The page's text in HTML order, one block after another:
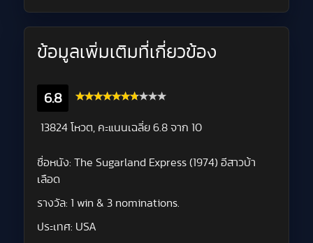
ข้อมูลเพิ่มเติมที่เกี่ยวข้อง
6.8
13824 โหวต, คะแนนเฉลี่ย 6.8 จาก 10
ชื่อหนัง: The Sugarland Express (1974) อีสาวบ้า
เลือด
รางวัล: 1 win & 3 nominations.
ประเทศ: USA